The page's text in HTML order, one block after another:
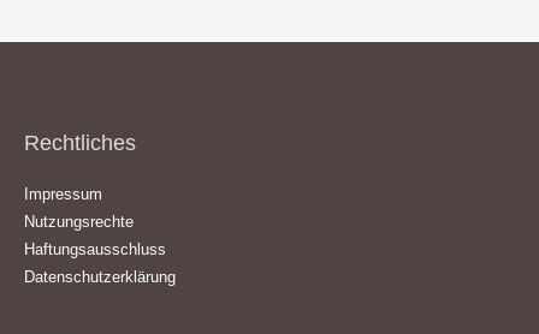
Rechtliches
Impressum
Nutzungsrechte
Haftungsausschluss
Datenschutzerklärung